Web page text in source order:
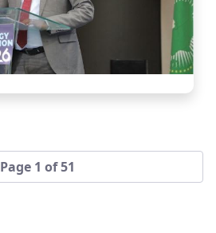
Page 1 of 51